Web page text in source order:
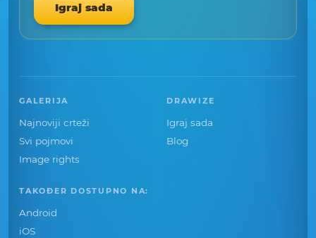
Igraj sada
GALERIJA
Najnoviji crteži
Svi pojmovi
Image rights
DRAWIZE
Igraj sada
Blog
TAKOĐER DOSTUPNO NA:
Android
iOS